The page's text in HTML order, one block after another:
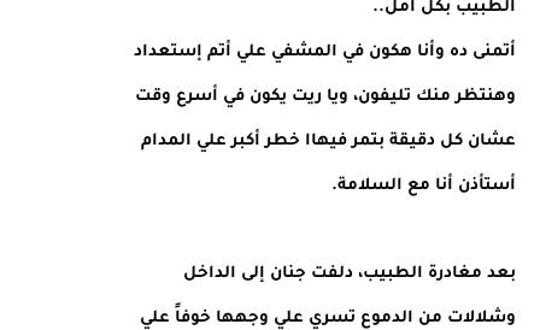
الطبيب بكل أمل..
أتمنى ده وأنا هكون في المشفي علي أتم إستعداد
وهنتظر منك تليفون، ويا ريت يكون في أسرع وقت
عشان كل دقيقة بتمر فيهاا خطر أكبر علي المدام
أستأذن أنا مع السلامة.
بعد مغادرة الطبيب، دلفت جنان إلى الداخل
وشلالات من الدموع تسري علي وجهها خوفاً علي